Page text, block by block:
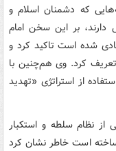
که دشمنان اسلام و
دارند، بر این سخن امام
شده است تاکید کرد و
کرد. وی هم‌چنین با
از استراتژی «تهدید
از نظام سلطه و استکبار
است خاطر نشان کرد